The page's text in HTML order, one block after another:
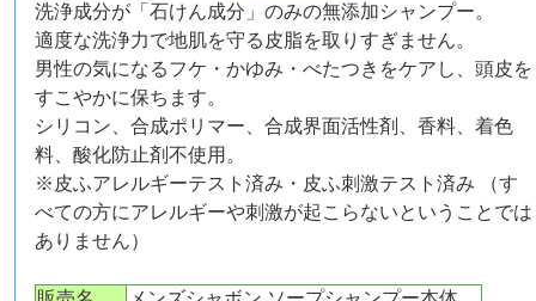
洗浄成分が「石けん成分」のみの無添加シャンプー。
適度な洗浄力で地肌を守る皮脂を取りすぎません。
男性の気になるフケ・かゆみ・べたつきをケアし、頭皮を
すこやかに保ちます。
シリコン、合成ポリマー、合成界面活性剤、香料、着色
料、酸化防止剤不使用。
※皮ふアレルギーテスト済み・皮ふ刺激テスト済み （す
べての方にアレルギーや刺激が起こらないということでは
ありません）